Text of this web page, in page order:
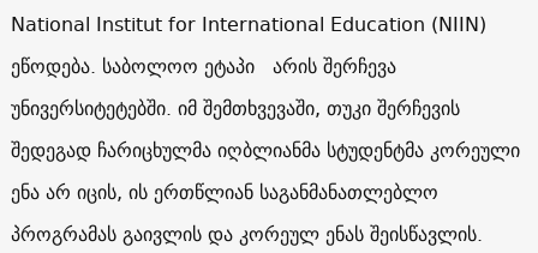
National Institut for International Education (NIIN)
ეწოდება. საბოლოო ეტაპი არის შერჩევა
უნივერსიტეტებში. იმ შემთხვევაში, თუკი შერჩევის
შედეგად ჩარიცხულმა იღბლიანმა სტუდენტმა კორეული
ენა არ იცის, ის ერთწლიან საგანმანათლებლო
პროგრამას გაივლის და კორეულ ენას შეისწავლის.